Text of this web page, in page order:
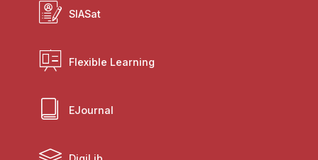
SIASat
Flexible Learning
EJournal